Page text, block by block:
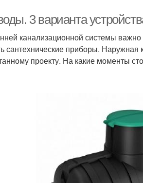
3 варианта
канализационной системы
сантехнические приборы. Наружная
проекту. На какие моменты